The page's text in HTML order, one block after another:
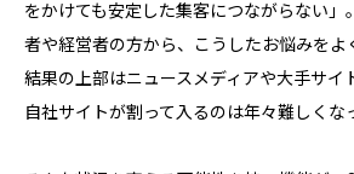
をかけても安定した集客につながらない」
者や経営者の方から、こうしたお悩みをよ
結果の上部はニュースメディアや大手サイ
自社サイトが割って入るのは年々難しくな